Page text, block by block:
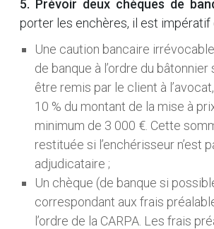
5. Prévoir deux chèques de
porter les enchères, il est impératif
Une caution bancaire
de banque à l’ordre du
être remis par le client à
10 % du montant de la mise à
minimum de 3 000 €. Cette
restituée si l’enchérisseur n’est
adjudicataire ;
Un chèque (de banque si
correspondant aux frais
l’ordre de la CARPA. Les frais